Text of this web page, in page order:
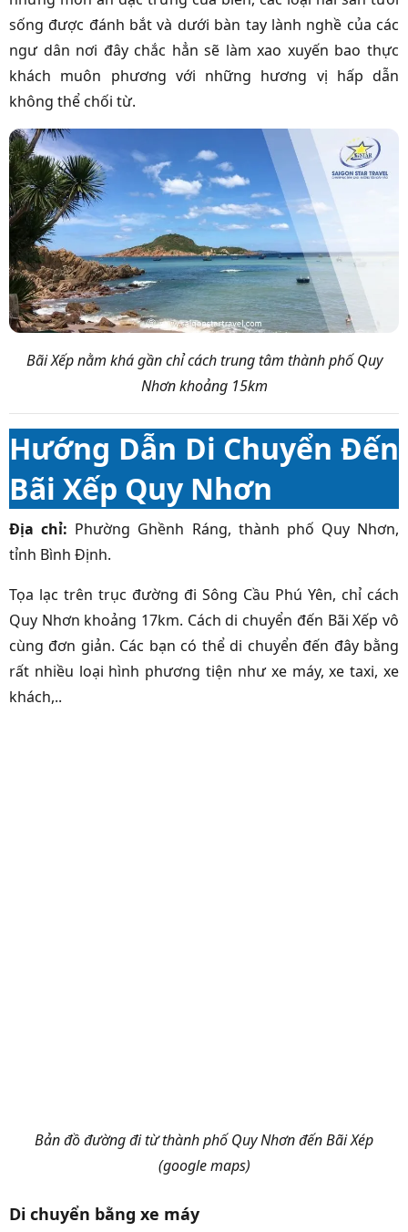
sống được đánh bắt và dưới bàn tay lành nghề của các
ngư dân nơi đây chắc hẳn sẽ làm xao xuyến bao thực
khách muôn phương với những hương vị hấp dẫn
không thể chối từ.
Bãi Xếp nằm khá gần chỉ cách trung tâm thành phố Quy
Nhơn khoảng 15km
Hướng Dẫn Di Chuyển Đến
Bãi Xếp Quy Nhơn
Địa chỉ: Phường Ghềnh Ráng, thành phố Quy Nhơn,
tỉnh Bình Định.
Tọa lạc trên trục đường đi Sông Cầu Phú Yên, chỉ cách
Quy Nhơn khoảng 17km. Cách di chuyển đến Bãi Xếp vô
cùng đơn giản. Các bạn có thể di chuyển đến đây bằng
rất nhiều loại hình phương tiện như xe máy, xe taxi, xe
khách,..
Bản đồ đường đi từ thành phố Quy Nhơn đến Bãi Xép
(google maps)
Di chuyển bằng xe máy